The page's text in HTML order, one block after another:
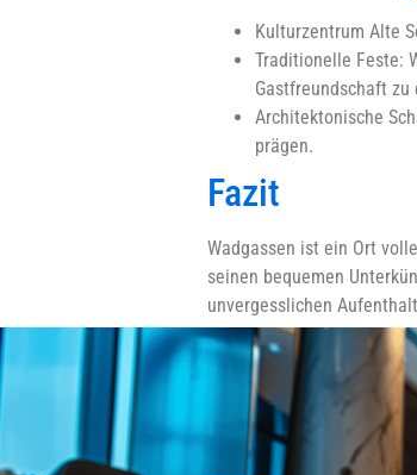
Kulturzentrum Alte
Traditionelle Feste:
Gastfreundschaft zu
Architektonische
prägen.
Fazit
Wadgassen ist ein Ort
seinen bequemen
unvergesslichen